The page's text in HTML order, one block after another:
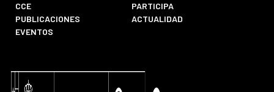
CCE
PARTICIPA
PUBLICACIONES
ACTUALIDAD
EVENTOS